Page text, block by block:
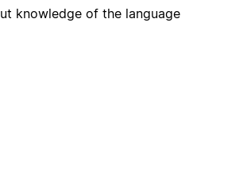
knowledge of the language